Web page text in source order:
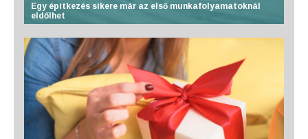
Egy építkezés sikere már az első munkafolyamatoknál
eldőlhet